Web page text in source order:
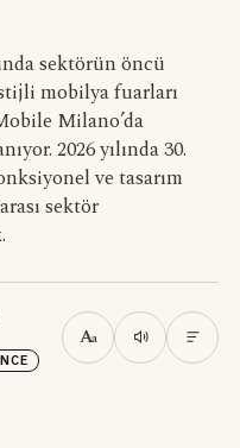
sektörün öncü
mobilya fuarları
Milano’da
2026 yılında 30.
ve tasarım
sektör
Aa